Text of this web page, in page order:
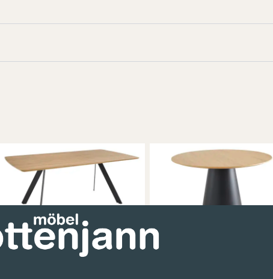
Raum.Freunde
Esstisch Bat - LB ca. 200x100 cm,